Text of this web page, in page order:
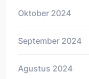
Oktober 2024
September 2024
Agustus 2024